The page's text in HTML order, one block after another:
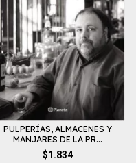
PULPERÍAS, ALMACENES Y
MANJARES DE LA PR...
$1.834